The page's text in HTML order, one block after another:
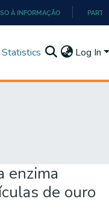
À INFORMAÇÃO
Statistics Log In
enzima
de ouro